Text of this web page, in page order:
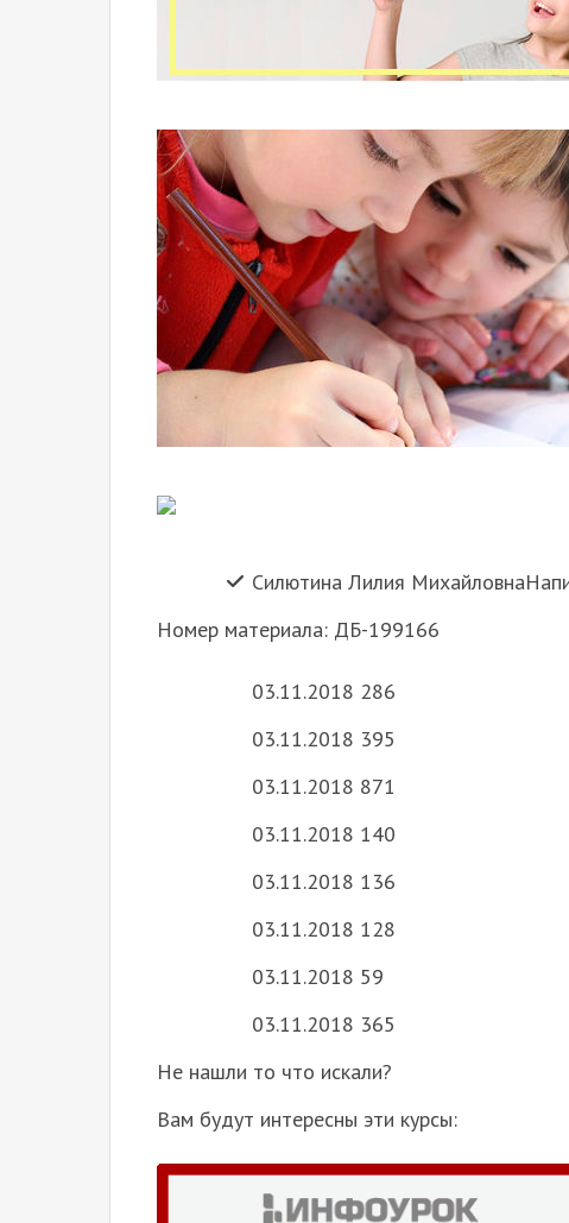
Силютина Лилия
Номер материала: ДБ-199166
03.11.2018 286
03.11.2018 395
03.11.2018 871
03.11.2018 140
03.11.2018 136
03.11.2018 128
03.11.2018 59
03.11.2018 365
Не нашли то что искали?
Вам будут интересны эти курсы: